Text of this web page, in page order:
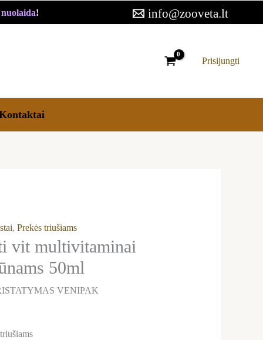
! info@zooveta.lt
Prisijungti
,Prekės triušiams
vit multivitaminai
50ml
VENIPAK